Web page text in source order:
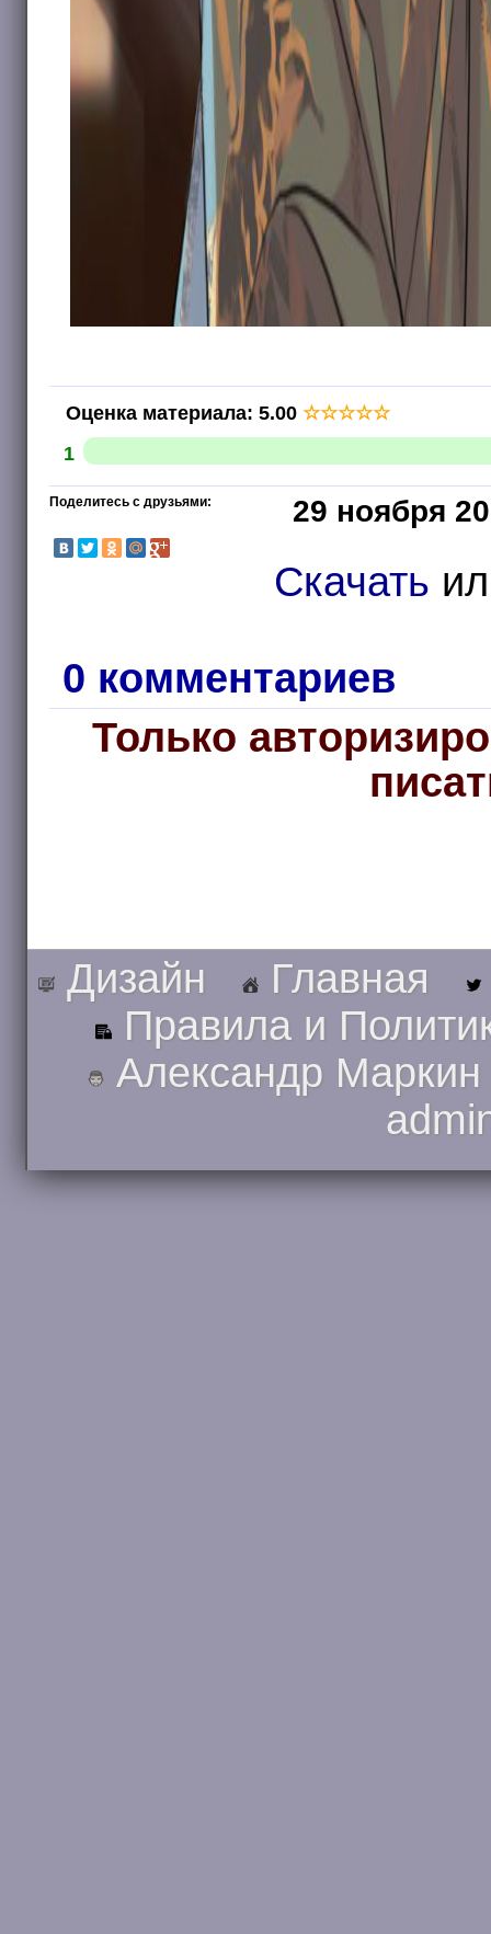
Оценка материала: 5.00 ☆☆☆☆☆
1
29 ноября
Поделитесь с друзьями:
Скачать
0 комментариев
Только
Дизайн Главная
Правила и
Александр Маркин